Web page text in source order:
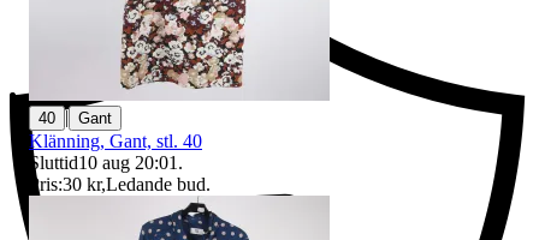
40 | Gant
Klänning, Gant, stl. 40
Sluttid10 aug 20:01 .
Pris:30 kr,Ledande bud.